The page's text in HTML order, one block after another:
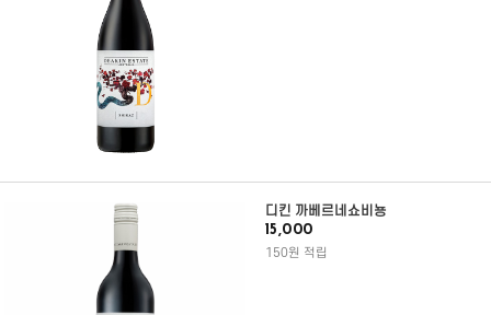
디킨 까베르네쇼비뇽
15,000
150원 적립